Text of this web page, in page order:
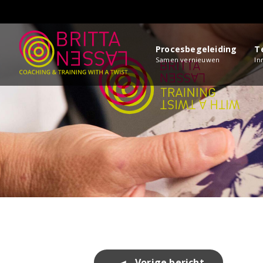
Procesbegeleiding
Samen vernieuwen
Bericht